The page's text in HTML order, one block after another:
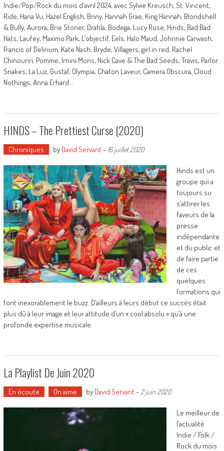
Indie/Pop/Rock du mois d’avril 2024, avec Sylvie Kreusch, St. Vincent,
Ride, Hana Vu, Hazel English, Bnny, Hannah Grae, King Hannah, Blondshell
& Bully, Aurora, Brie Stoner, Drahla, Bodega, Lucy Rose, Hinds, Bad Bad
Hats, Laufey, Maxïmo Park, L’objectif, Eels, Halo Maud, Johnnie Carwash,
Francis of Delirium, Kate Nash, Bryde, Villagers, girl in red, Rachel
Chinouriri, Pomme, Irnini Mons, Nick Cave & The Bad Seeds, Travis, Parlor
Snakes, La Luz, Gustaf, Olympia, Chaton Laveur, Camera Obscura, Cloud
Nothings, Anna Erhard…
HINDS – The Prettiest Curse (2020)
Chroniques by David Servant- 16 juillet 2020
Hinds est un
groupe qui a
toujours su
s’attirer les
faveurs de la
presse
indépendante
et du public et
de faire partie
de ces
quelques
formations qui
font inexorablement le buzz. D’ailleurs à leurs début ce succès était
plus dû à leur image et leur attitude d’un « cool absolu » qu’à une
profonde expertise musicale.
La Playlist De Juin 2020
En écoute On aime by David Servant- 2 juin 2020
Le meilleur de
l’actualité
Indie / Folk /
Rock du mois